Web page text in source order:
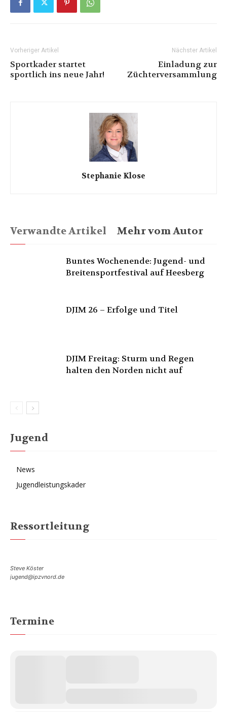
Vorheriger Artikel
Sportkader startet
sportlich ins neue Jahr!
Nächster Artikel
Einladung zur
Züchterversammlung
Stephanie Klose
Verwandte Artikel Mehr vom Autor
Buntes Wochenende: Jugend- und
Breitensportfestival auf Heesberg
DJIM 26 – Erfolge und Titel
DJIM Freitag: Sturm und Regen
halten den Norden nicht auf
Jugend
News
Jugendleistungskader
Ressortleitung
Steve Köster
jugend@ipzvnord.de
Termine